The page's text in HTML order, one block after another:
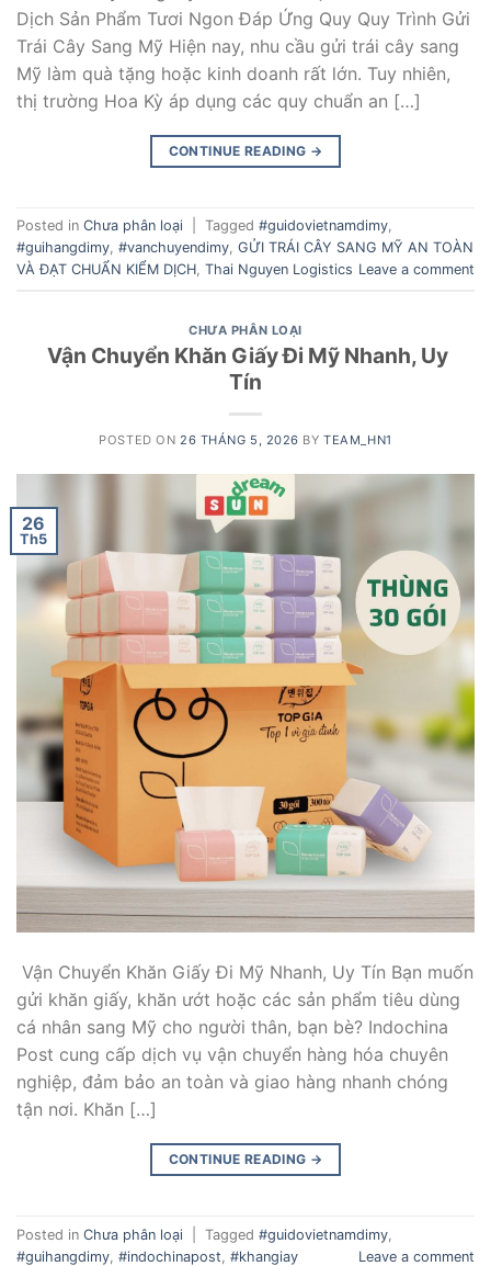
Dịch Sản Phẩm Tươi Ngon Đáp Ứng Quy Quy Trình Gửi
Trái Cây Sang Mỹ Hiện nay, nhu cầu gửi trái cây sang
Mỹ làm quà tặng hoặc kinh doanh rất lớn. Tuy nhiên,
thị trường Hoa Kỳ áp dụng các quy chuẩn an […]
CONTINUE READING →
Posted in Chưa phân loại Tagged #guidovietnamdimy,
#guihangdimy, #vanchuyendimy, GỬI TRÁI CÂY SANG MỸ AN TOÀN
VÀ ĐẠT CHUẨN KIỂM DỊCH, Thai Nguyen Logistics Leave a comment
CHƯA PHÂN LOẠI
Vận Chuyển Khăn Giấy Đi Mỹ Nhanh, Uy
Tín
POSTED ON 26 THÁNG 5, 2026 BYTEAM_HN1
26
Th5
Vận Chuyển Khăn Giấy Đi Mỹ Nhanh, Uy Tín Bạn muốn
gửi khăn giấy, khăn ướt hoặc các sản phẩm tiêu dùng
cá nhân sang Mỹ cho người thân, bạn bè? Indochina
Post cung cấp dịch vụ vận chuyển hàng hóa chuyên
nghiệp, đảm bảo an toàn và giao hàng nhanh chóng
tận nơi. Khăn […]
CONTINUE READING →
Posted in Chưa phân loại Tagged #guidovietnamdimy
#guihangdimy #indochinapost #khangiay Leave a comment